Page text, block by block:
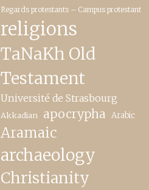
Regards protestants – Campus protestant
religions
TaNaKh Old
Testament
Université de Strasbourg
Akkadian apocrypha Arabic
Aramaic
archaeology
Christianity